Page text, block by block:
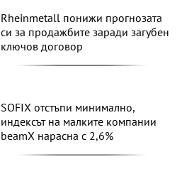
Rheinmetall понижи прогнозата
си за продажбите заради загубен
ключов договор
SOFIX отстъпи минимално,
индексът на малките компании
beamX нарасна с 2,6%